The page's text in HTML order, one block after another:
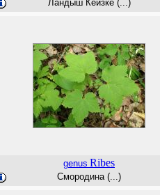
Ландыш Кейзке (...)
genus Ribes
Смородина (...)